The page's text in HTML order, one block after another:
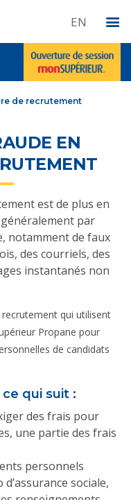
EN
de recrutement
EN
est de plus en
par
notamment de faux
des courriels, des
instantanés non
qui utilisent
Propane pour
de candidats
qui suit :
des frais pour
une partie des frais
personnels
sociale,